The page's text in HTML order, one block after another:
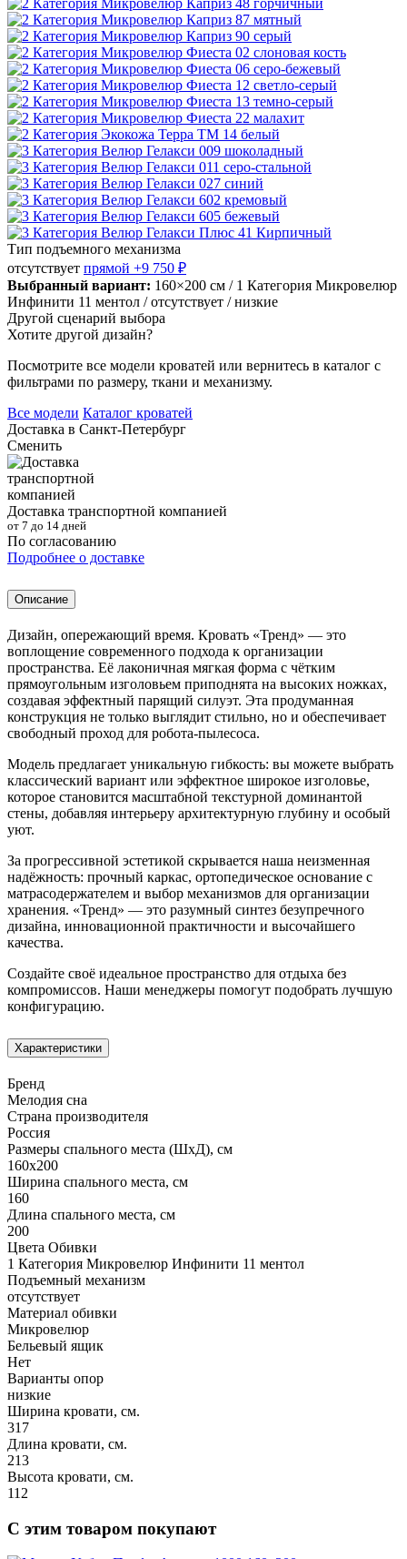
Тип подъемного механизма
отсутствует прямой +9 750 ₽
Выбранный вариант: 160×200 см / 1 Категория Микровелюр
Инфинити 11 ментол / отсутствует / низкие
Другой сценарий выбора
Хотите другой дизайн?
Посмотрите все модели кроватей или вернитесь в каталог с
фильтрами по размеру, ткани и механизму.
Все модели Каталог кроватей
Доставка в Санкт-Петербург
Сменить
Доставка транспортной компанией
от 7 до 14 дней
По согласованию
Подробнее о доставке
Описание
Дизайн, опережающий время. Кровать «Тренд» — это
воплощение современного подхода к организации
пространства. Её лаконичная мягкая форма с чётким
прямоугольным изголовьем приподнята на высоких ножках,
создавая эффектный парящий силуэт. Эта продуманная
конструкция не только выглядит стильно, но и обеспечивает
свободный проход для робота-пылесоса.
Модель предлагает уникальную гибкость: вы можете выбрать
классический вариант или эффектное широкое изголовье,
которое становится масштабной текстурной доминантой
стены, добавляя интерьеру архитектурную глубину и особый
уют.
За прогрессивной эстетикой скрывается наша неизменная
надёжность: прочный каркас, ортопедическое основание с
матрасодержателем и выбор механизмов для организации
хранения. «Тренд» — это разумный синтез безупречного
дизайна, инновационной практичности и высочайшего
качества.
Создайте своё идеальное пространство для отдыха без
компромиссов. Наши менеджеры помогут подобрать лучшую
конфигурацию.
Характеристики
Бренд
Мелодия сна
Страна производителя
Россия
Размеры спального места (ШхД), см
160х200
Ширина спального места, см
160
Длина спального места, см
200
Цвета Обивки
1 Категория Микровелюр Инфинити 11 ментол
Подъемный механизм
отсутствует
Материал обивки
Микровелюр
Бельевый ящик
Нет
Варианты опор
низкие
Ширина кровати, см.
317
Длина кровати, см.
213
Высота кровати, см.
112
С этим товаром покупают